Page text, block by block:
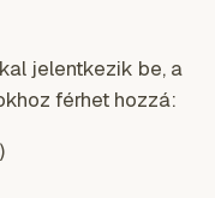
jelentkezik be, a
férhet hozzá: